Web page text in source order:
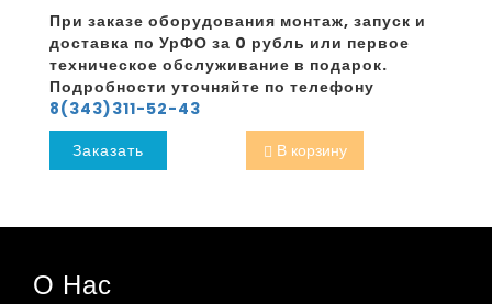
При заказе оборудования монтаж, запуск и
доставка по УрФО за 0 рубль или первое
техническое обслуживание в подарок.
Подробности уточняйте по телефону
8(343)311-52-43
Заказать
В корзину
О Нас